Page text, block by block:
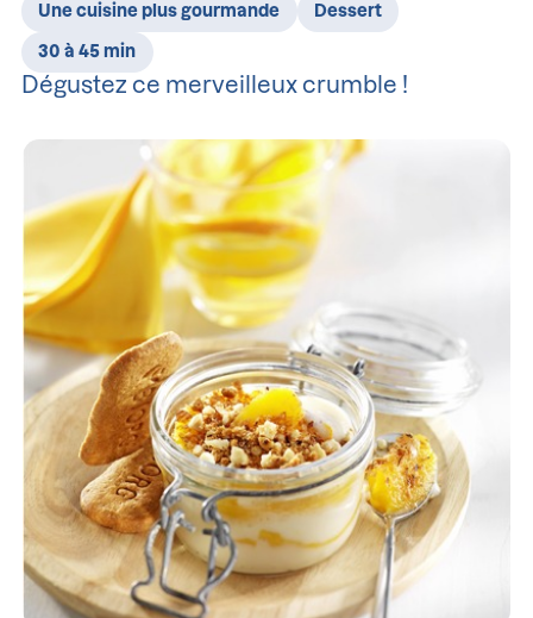
Une cuisine plus gourmande Dessert
30 à 45 min
Dégustez ce merveilleux crumble !